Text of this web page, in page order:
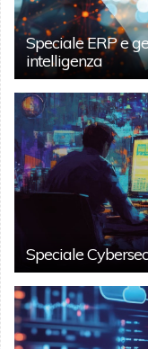
Speciale ERP e
intelligenza
Speciale